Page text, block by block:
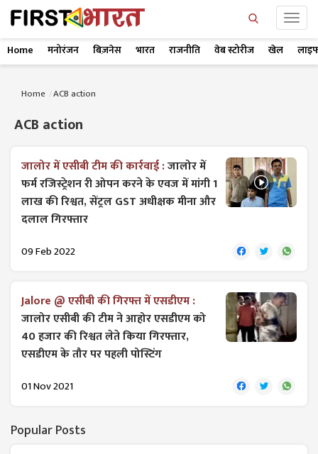
Home मनोरंजन बिज़नेस भारत राजनीति वेब स्टोरीज खेल
Home ACB action
ACB action
जालोर में एसीबी टीम की कार्रवाई :जालोर में
फर्म रजिस्ट्रेशन री ओपन करने के एवज में मांगी 1
लाख की रिश्वत, सेंट्रल GST अधीक्षक मीना और
दलाल गिरफ्तार
09 Feb 2022
Jalore @ एसीबी की गिरफ्त में एसडीएम :
जालोर एसीबी की टीम ने आहोर एसडीएम को
40 हजार की रिश्वत लेते किया गिरफ्तार,
एसडीएम के तौर पर पहली पोस्टिंग
01 Nov 2021
Popular Posts